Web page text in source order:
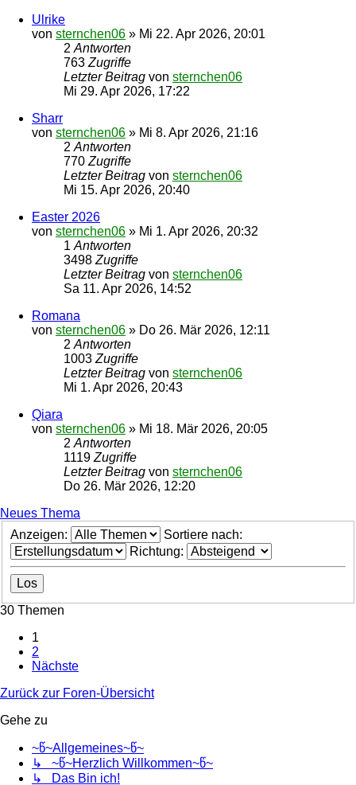
Ulrike
von sternchen06 » Mi 22. Apr 2026, 20:01
2 Antworten
763 Zugriffe
Letzter Beitrag von sternchen06
Mi 29. Apr 2026, 17:22
Sharr
von sternchen06 » Mi 8. Apr 2026, 21:16
2 Antworten
770 Zugriffe
Letzter Beitrag von sternchen06
Mi 15. Apr 2026, 20:40
Easter 2026
von sternchen06 » Mi 1. Apr 2026, 20:32
1 Antworten
3498 Zugriffe
Letzter Beitrag von sternchen06
Sa 11. Apr 2026, 14:52
Romana
von sternchen06 » Do 26. Mär 2026, 12:11
2 Antworten
1003 Zugriffe
Letzter Beitrag von sternchen06
Mi 1. Apr 2026, 20:43
Qiara
von sternchen06 » Mi 18. Mär 2026, 20:05
2 Antworten
1119 Zugriffe
Letzter Beitrag von sternchen06
Do 26. Mär 2026, 12:20
Neues Thema
Anzeigen:
Sortiere nach:
Richtung:
30 Themen
1
2
Nächste
Zurück zur Foren-Übersicht
Gehe zu
~წ~Allgemeines~წ~
↳ ~წ~Herzlich Willkommen~წ~
↳ Das Bin ich!